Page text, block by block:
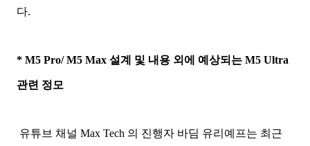
다.
* M5 Pro/ M5 Max 설계 및 내용 외에 예상되는 M5 Ultra
관련 정모
유튜브 채널 Max Tech 의 진행자 바딤 유리예프는 최근